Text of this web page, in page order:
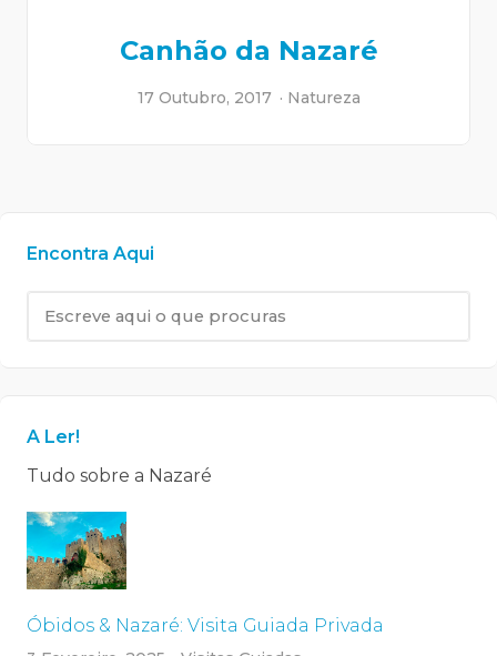
Canhão da Nazaré
17 Outubro, 2017 Natureza
Encontra Aqui
A Ler!
Tudo sobre a Nazaré
Óbidos & Nazaré: Visita Guiada Privada